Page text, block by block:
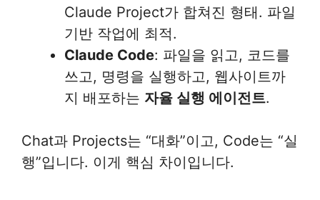
Claude Project가 합쳐진 형태. 파일
기반 작업에 최적.
Claude Code: 파일을 읽고, 코드를
쓰고, 명령을 실행하고, 웹사이트까
지 배포하는 자율 실행 에이전트.
Chat과 Projects는 “대화”이고, Code는 “실
행”입니다. 이게 핵심 차이입니다.